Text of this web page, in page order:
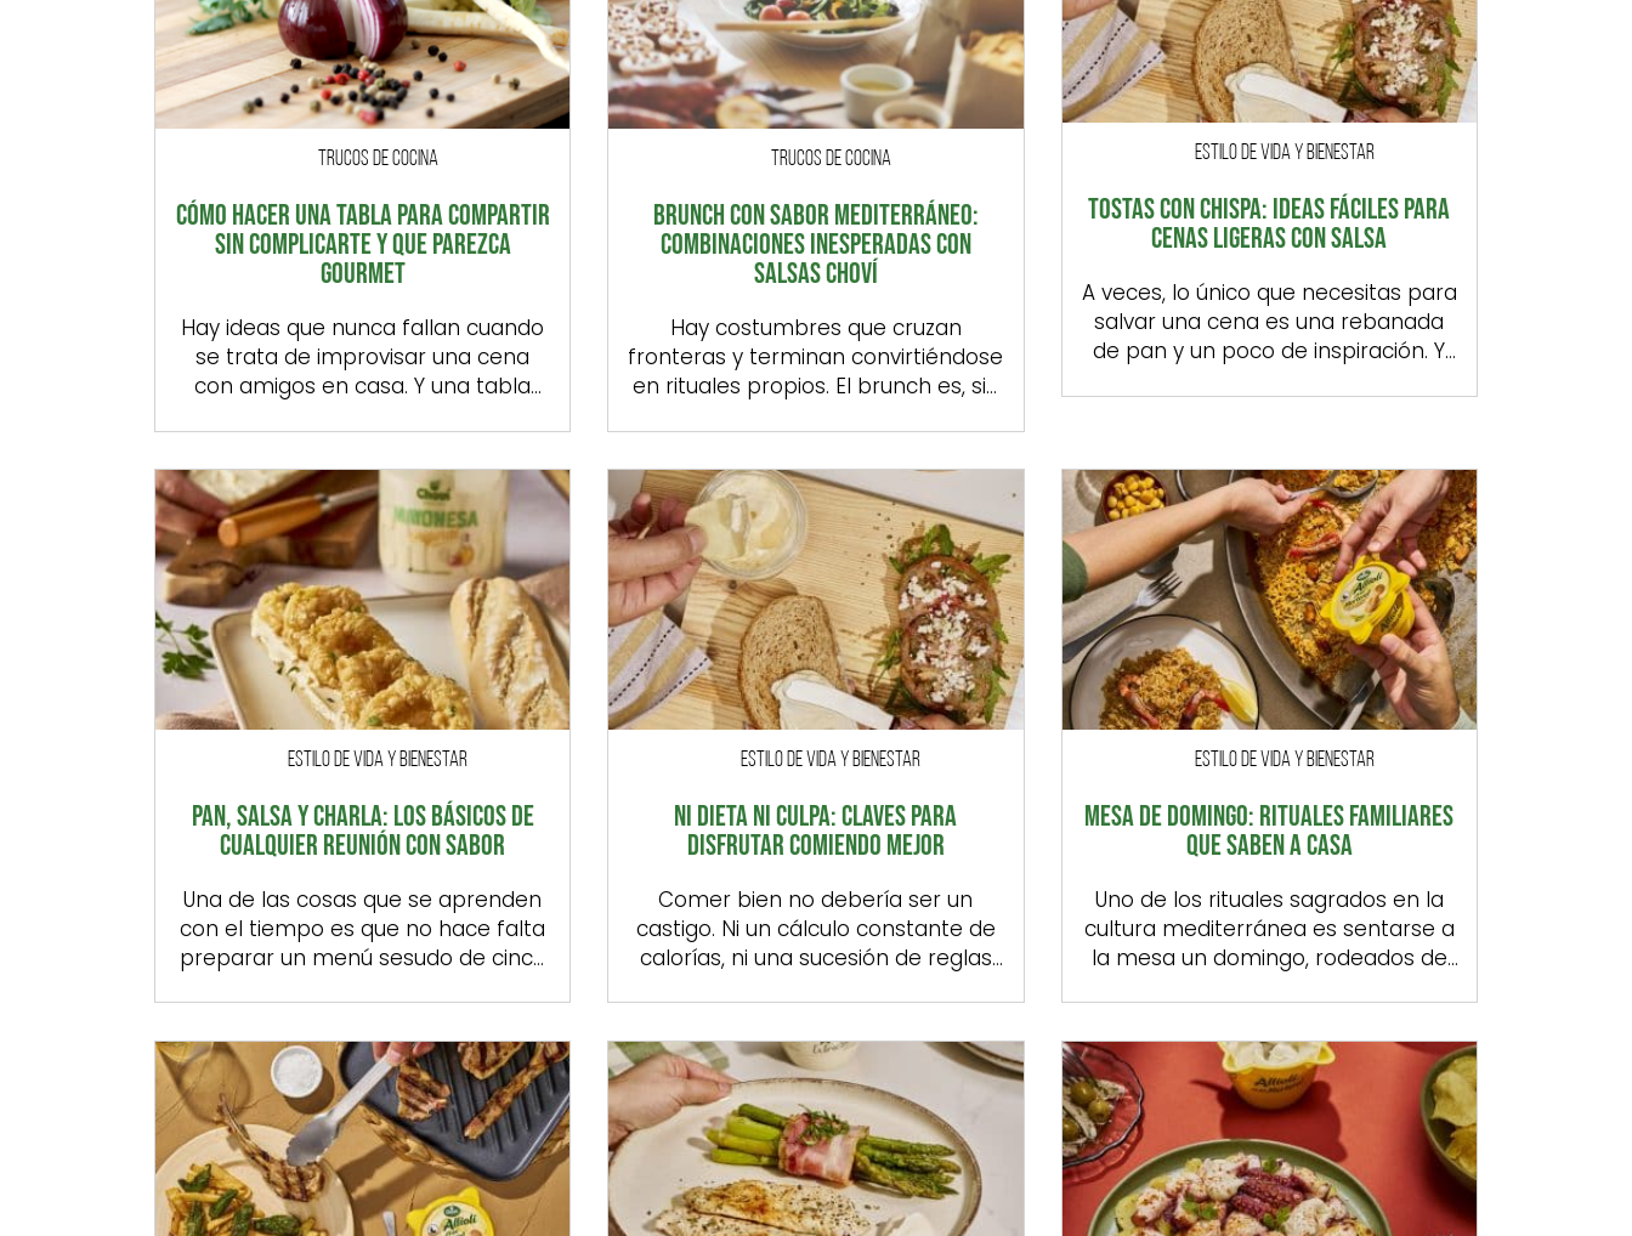
CÓMO HACER UNA TABLA PARA COMPARTIR
SIN COMPLICARTE Y QUE PAREZCA
GOURMET
TRUCOS DE COCINA
Hay ideas que nunca fallan cuando
se trata de improvisar una cena
con amigos en casa. Y una tabla
sabrosos y un par de salsas que lo
eleven todo, es un claro ejemplo.
Porque no. Para triunfar en cualquier
quedada en casa, no hace falta ni
[…]
BRUNCH CON SABOR MEDITERRÁNEO:
COMBINACIONES INESPERADAS CON
SALSAS CHOVÍ
TRUCOS DE COCINA
Hay costumbres que cruzan
fronteras y terminan convirtiéndose
en rituales propios. El brunch es, sin
más habitual en nuestros fines de
semana, esta mezcla de desayuno
tardío y comida ligera se adapta a
la perfección a nuestro ritmo
mediterráneo: sin prisas, con buena
[…]
TOSTAS CON CHISPA: IDEAS FÁCILES PARA
CENAS LIGERAS CON SALSA
ESTILO DE VIDA Y BIENESTAR
A veces, lo único que necesitas para
salvar una cena es una rebanada
de pan y un poco de inspiración. Y
combinaciones y, con el toque justo,
pueden pasar de ser una
elaboración para salir al paso a […]
PAN, SALSA Y CHARLA: LOS BÁSICOS DE
CUALQUIER REUNIÓN CON SABOR
ESTILO DE VIDA Y BIENESTAR
Una de las cosas que se aprenden
con el tiempo es que no hace falta
preparar un menú sesudo de cinco
momento especial. Como buenos
hijos de la cultura mediterránea, nos
basta con algo tan sencillo como
un pan recién cortado, una salsa
con carácter […]
NI DIETA NI CULPA: CLAVES PARA
DISFRUTAR COMIENDO MEJOR
ESTILO DE VIDA Y BIENESTAR
Comer bien no debería ser un
castigo. Ni un cálculo constante de
calorías, ni una sucesión de reglas
recuerdan los nutricionistas, cuidar
tu alimentación no va de prohibir,
sino de elegir con sentido. De
comer con gusto. De encontrar un
punto de equilibrio entre lo […]
MESA DE DOMINGO: RITUALES FAMILIARES
QUE SABEN A CASA
ESTILO DE VIDA Y BIENESTAR
Uno de los rituales sagrados en la
cultura mediterránea es sentarse a
la mesa un domingo, rodeados de
se disfruta de una ensalada recién
aliñada y se charla con unos y otros.
Esa costumbre tan nuestra, tan de
esta parte del mundo, […]